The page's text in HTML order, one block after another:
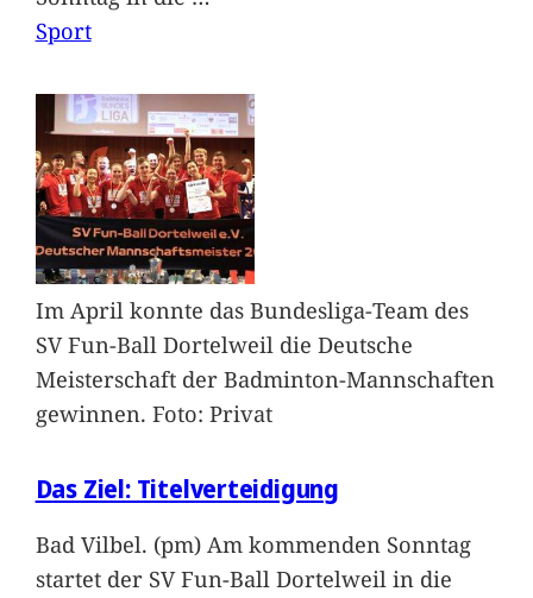
Sport
Im April konnte das Bundesliga-Team des
SV Fun-Ball Dortelweil die Deutsche
Meisterschaft der Badminton-Mannschaften
gewinnen. Foto: Privat
Das Ziel: Titelverteidigung
Bad Vilbel. (pm) Am kommenden Sonntag
startet der SV Fun-Ball Dortelweil in die